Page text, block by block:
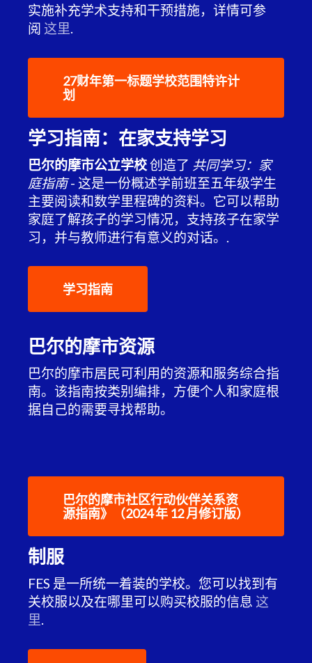
实施补充学术支持和干预措施，详情可参
阅 这里.
27财年第一标题学校范围特许计
划
学习指南：在家支持学习
巴尔的摩市公立学校创造了 共同学习：家
庭指南- 这是一份概述学前班至五年级学生
主要阅读和数学里程碑的资料。它可以帮助
家庭了解孩子的学习情况，支持孩子在家学
习，并与教师进行有意义的对话。.
学习指南
巴尔的摩市资源
巴尔的摩市居民可利用的资源和服务综合指
南。该指南按类别编排，方便个人和家庭根
据自己的需要寻找帮助。
巴尔的摩市社区行动伙伴关系资
源指南》（2024 年 12 月修订版）
制服
FES 是一所统一着装的学校。您可以找到有
关校服以及在哪里可以购买校服的信息 这
里.